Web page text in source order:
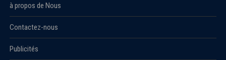
à propos de Nous
Contactez-nous
Publicités